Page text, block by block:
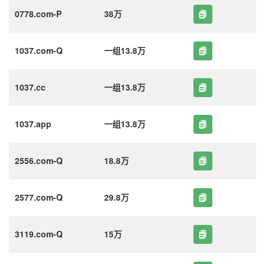
0778.com-P 38万
1037.com-Q 一组13.8万
1037.cc 一组13.8万
1037.app 一组13.8万
2556.com-Q 18.8万
2577.com-Q 29.8万
3119.com-Q 15万